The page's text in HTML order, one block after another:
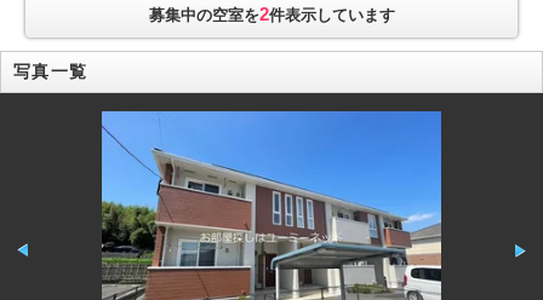
募集中の空室を2件表示しています
写真一覧